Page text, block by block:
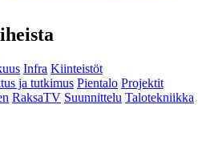
Infra Kiinteistöt
ja tutkimus Pientalo Projektit
RaksaTV Suunnittelu Talotekniikka